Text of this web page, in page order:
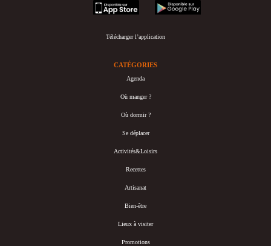
appstore
googleplay
Télécharger l’application
CATÉGORIES
Agenda
Où manger ?
Où dormir ?
Se déplacer
Activités&Loisirs
Recettes
Artisanat
Bien-être
Lieux à visiter
Promotions